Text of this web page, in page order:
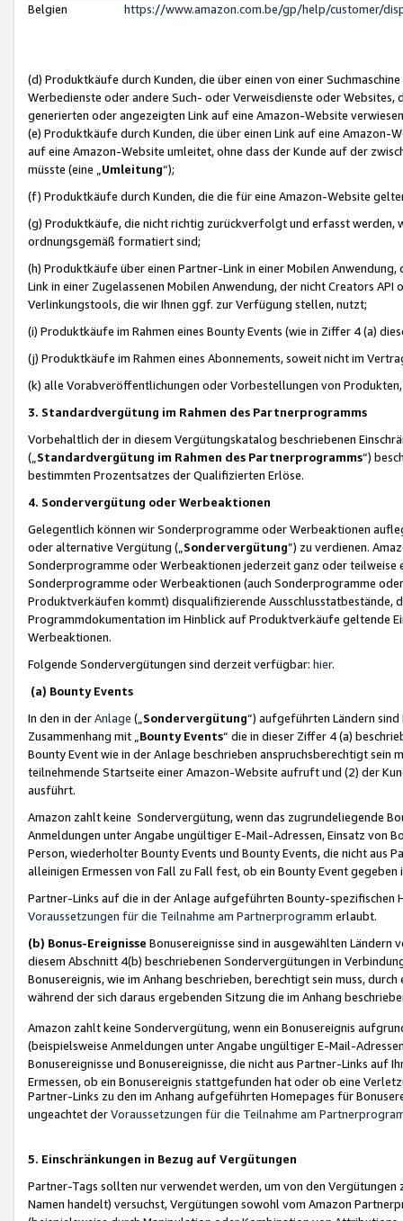
Belgien
https://www.amazon.com.be/gp/help/customer/
(d) Produktkäufe durch Kunden, die über einen von einer
Werbedienste oder andere Such- oder Verweisdienste oder Websites,
generierten oder angezeigten Link auf eine Amazon-Website
(e) Produktkäufe durch Kunden, die über einen Link auf eine
auf eine Amazon-Website umleitet, ohne dass der Kunde auf der
müsste (eine „ Umleitung“);
(f) Produktkäufe durch Kunden, die die für eine Amazon-Website
(g) Produktkäufe, die nicht richtig zurückverfolgt und erfasst werden,
ordnungsgemäß formatiert sind;
(h) Produktkäufe über einen Partner-Link in einer Mobilen
Link in einer Zugelassenen Mobilen Anwendung, der nicht Creators
Verlinkungstools, die wir Ihnen ggf. zur Verfügung stellen, nutzt;
(i) Produktkäufe im Rahmen eines Bounty Events (wie in Ziffer 4 (a)
(j) Produktkäufe im Rahmen eines Abonnements, soweit nicht im
(k) alle Vorabveröffentlichungen oder Vorbestellungen von
3. Standardvergütung im Rahmen des Partnerprogramms
Vorbehaltlich der in diesem Vergütungskatalog beschriebenen
(„ Standardvergütung im Rahmen des Partnerprogramms“)
bestimmten Prozentsatzes der Qualifizierten Erlöse.
4. Sondervergütung oder Werbeaktionen
Gelegentlich können wir Sonderprogramme oder Werbeaktionen
oder alternative Vergütung („ Sondervergütung”) zu verdienen.
Sonderprogramme oder Werbeaktionen jederzeit ganz oder
Sonderprogramme oder Werbeaktionen (auch Sonderprogramme
Produktverkäufen kommt) disqualifizierende Ausschlusstatbestände,
Programmdokumentation im Hinblick auf Produktverkäufe geltende
Werbeaktionen.
Folgende Sondervergütungen sind derzeit verfügbar: hier.
(a) Bounty Events
In den in derAnlage („ Sondervergütung“) aufgeführten Ländern
Zusammenhang mit „ Bounty Events“ die in dieser Ziffer 4 (a)
Bounty Event wie in der Anlage beschrieben anspruchsberechtigt sein
teilnehmende Startseite einer Amazon-Website aufruft und (2) der
ausführt.
Amazon zahlt keine Sondervergütung, wenn das zugrundeliegende
Anmeldungen unter Angabe ungültiger E-Mail-Adressen, Einsatz von
Person, wiederholter Bounty Events und Bounty Events, die nicht
alleinigen Ermessen von Fall zu Fall fest, ob ein Bounty Event
Partner-Links auf die in der Anlage aufgeführten Bounty-spezifischen
Voraussetzungen für die Teilnahme am Partnerprogramm erlaubt.
(b) Bonus-Ereignisse Bonusereignisse sind in ausgewählten Ländern
diesem Abschnitt 4(b) beschriebenen Sondervergütungen in
Bonusereignis, wie im Anhang beschrieben, berechtigt sein muss,
während der sich daraus ergebenden Sitzung die im Anhang
Amazon zahlt keine Sondervergütung, wenn ein Bonusereignis
(beispielsweise Anmeldungen unter Angabe ungültiger E-Mail-
Bonusereignisse und Bonusereignisse, die nicht aus Partner-Links auf
Ermessen, ob ein Bonusereignis stattgefunden hat oder ob eine
Partner-Links zu den im Anhang aufgeführten Homepages für
ungeachtet derVoraussetzungen für die Teilnahme am
5. Einschränkungen in Bezug auf Vergütungen
Partner-Tags sollten nur verwendet werden, um von den
Namen handelt) versuchst, Vergütungen sowohl vom Amazon